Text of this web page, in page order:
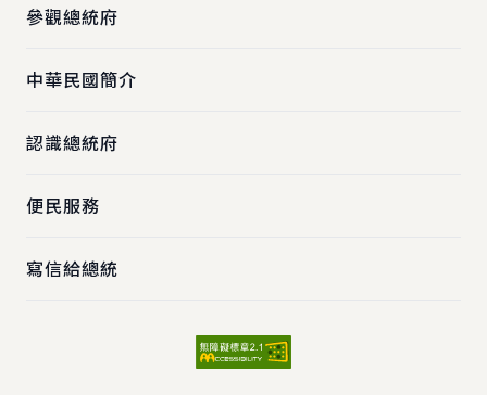
參觀總統府
中華民國簡介
認識總統府
便民服務
寫信給總統